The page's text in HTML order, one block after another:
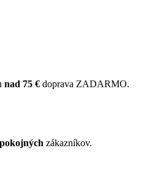
nad 75 € doprava ZADARMO.
zákazníkov.